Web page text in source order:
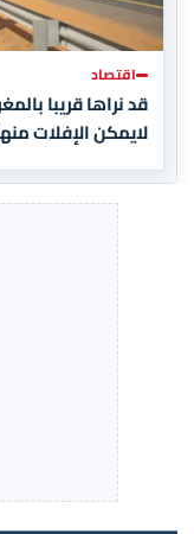
اقتصاد
قد نراها قريبا
لايمكن الإفلات